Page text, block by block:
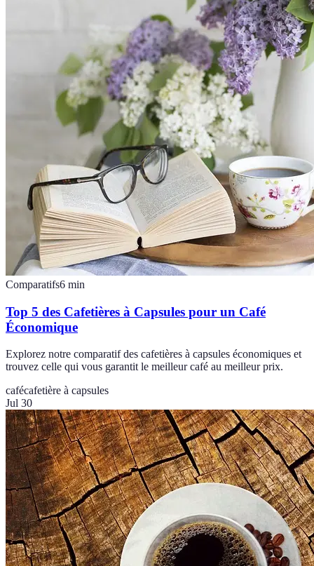
Comparatifs6 min
Top 5 des Cafetières à Capsules pour un Café
Économique
Explorez notre comparatif des cafetières à capsules économiques et
trouvez celle qui vous garantit le meilleur café au meilleur prix.
cafécafetière à capsules
Jul 30